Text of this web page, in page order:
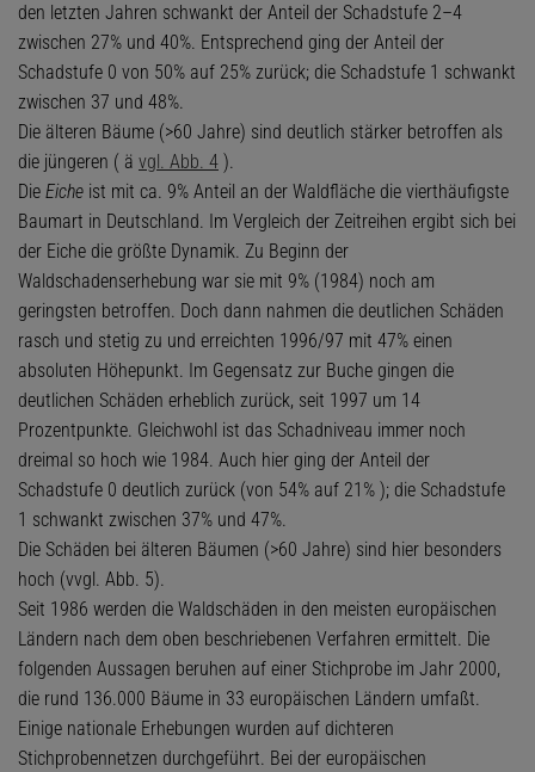
den letzten Jahren schwankt der Anteil der Schadstufe 2–4
zwischen 27% und 40%. Entsprechend ging der Anteil der
Schadstufe 0 von 50% auf 25% zurück; die Schadstufe 1 schwankt
zwischen 37 und 48%.
Die älteren Bäume (>60 Jahre) sind deutlich stärker betroffen als
die jüngeren ( ä vgl. Abb. 4 ).
Die Eiche ist mit ca. 9% Anteil an der Waldfläche die vierthäufigste
Baumart in Deutschland. Im Vergleich der Zeitreihen ergibt sich bei
der Eiche die größte Dynamik. Zu Beginn der
Waldschadenserhebung war sie mit 9% (1984) noch am
geringsten betroffen. Doch dann nahmen die deutlichen Schäden
rasch und stetig zu und erreichten 1996/97 mit 47% einen
absoluten Höhepunkt. Im Gegensatz zur Buche gingen die
deutlichen Schäden erheblich zurück, seit 1997 um 14
Prozentpunkte. Gleichwohl ist das Schadniveau immer noch
dreimal so hoch wie 1984. Auch hier ging der Anteil der
Schadstufe 0 deutlich zurück (von 54% auf 21% ); die Schadstufe
1 schwankt zwischen 37% und 47%.
Die Schäden bei älteren Bäumen (>60 Jahre) sind hier besonders
hoch (vvgl. Abb. 5).
Seit 1986 werden die Waldschäden in den meisten europäischen
Ländern nach dem oben beschriebenen Verfahren ermittelt. Die
folgenden Aussagen beruhen auf einer Stichprobe im Jahr 2000,
die rund 136.000 Bäume in 33 europäischen Ländern umfaßt.
Einige nationale Erhebungen wurden auf dichteren
Stichprobennetzen durchgeführt. Bei der europäischen